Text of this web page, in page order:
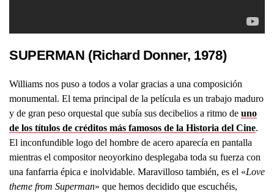
SUPERMAN (Richard Donner, 1978)
Williams nos puso a todos a volar gracias a una composición
monumental. El tema principal de la película es un trabajo maduro
y de gran peso orquestal que subía sus decibelios a ritmo de uno
de los títulos de créditos más famosos de la Historia del Cine.
El inconfundible logo del hombre de acero aparecía en pantalla
mientras el compositor neoyorkino desplegaba toda su fuerza con
una fanfarria épica e inolvidable. Maravilloso también, es el «Love
theme from Superman» que hemos decidido que escuchéis,